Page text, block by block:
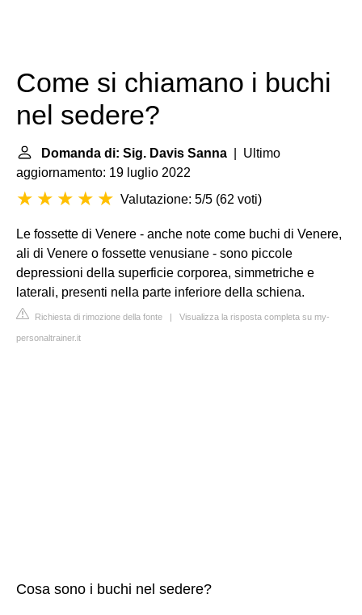
Come si chiamano i buchi
nel sedere?
Domanda di: Sig. Davis Sanna | Ultimo
aggiornamento: 19 luglio 2022
Valutazione: 5/5 (62 voti)
Le fossette di Venere - anche note come buchi di Venere,
ali di Venere o fossette venusiane - sono piccole
depressioni della superficie corporea, simmetriche e
laterali, presenti nella parte inferiore della schiena.
Richiesta di rimozione della fonte | Visualizza la risposta completa su my-
personaltrainer.it
Cosa sono i buchi nel sedere?